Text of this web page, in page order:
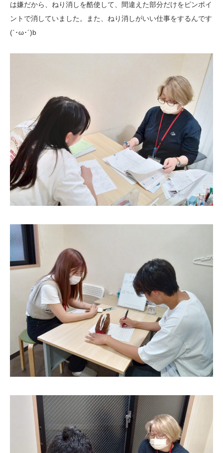
は嫌だから、ねり消しを酷使して、間違えた部分だけをピンポイ
ントで消していました。また、ねり消しがいい仕事をするんです
(`･ω･´)b